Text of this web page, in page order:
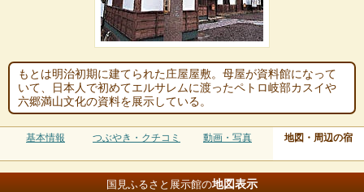
もとは明治初期に建てられた庄屋屋敷。母屋が資料館になって
いて、日本人で初めてエルサレムに渡ったペトロ岐部カスイや
六郷満山文化の資料を展示している。
基本情報 つぶやき・クチコミ 動画・写真 地図・周辺の宿
国見ふるさと展示館の地図表示